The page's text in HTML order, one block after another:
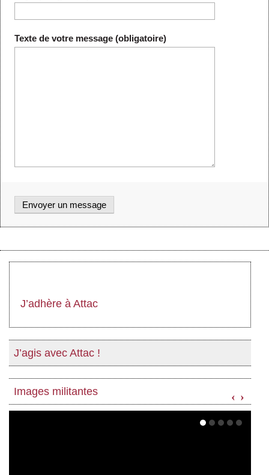
Texte de votre message (obligatoire)
J’adhère à Attac
J’agis avec Attac !
Images militantes ‹ ›